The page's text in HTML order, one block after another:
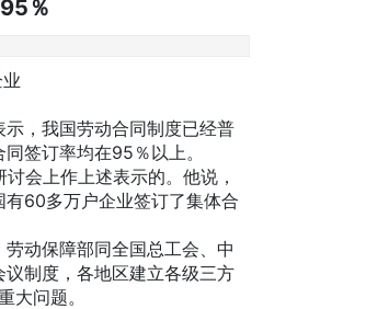
％
，我国劳动合同制度已经普
签订率均在95％以上。
会上作上述表示的。他说，
60多万户企业签订了集体合
动保障部同全国总工会、中
制度，各地区建立各级三方
大问题。